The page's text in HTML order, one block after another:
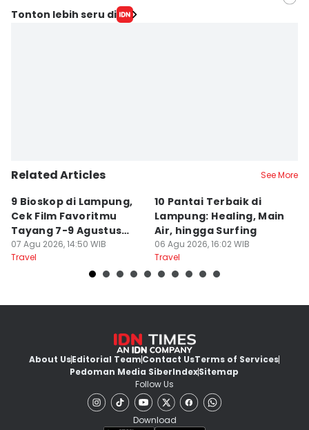
Editor
Tonton lebih seru di
Related Articles See More
9 Bioskop di Lampung,
Cek Film Favoritmu
Tayang 7-9 Agustus
2026
07 Agu 2026, 14:50 WIB
Travel
10 Pantai Terbaik di
Lampung: Healing, Main
Air, hingga Surfing
06 Agu 2026, 16:02 WIB
Travel
About UsEditorial TeamContact UsTerms of Services
Pedoman Media SiberIndexSitemap
Follow Us
Download